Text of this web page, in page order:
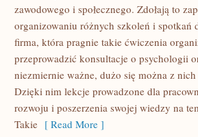
OCHOTĘ.
JEST
DUŻO
zawodowego i społecznego. Zdołają to
organizowaniu różnych szkoleń i spotkań
firma, która pragnie takie ćwiczenia
przeprowadzić konsultacje o psychologii
niezmiernie ważne, dużo się można z
Dzięki nim lekcje prowadzone dla
rozwoju i poszerzenia swojej wiedzy na
Takie [ Read More ]